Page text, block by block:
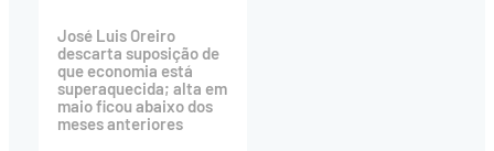
José Luis Oreiro
descarta suposição de
que economia está
superaquecida; alta em
maio ficou abaixo dos
meses anteriores